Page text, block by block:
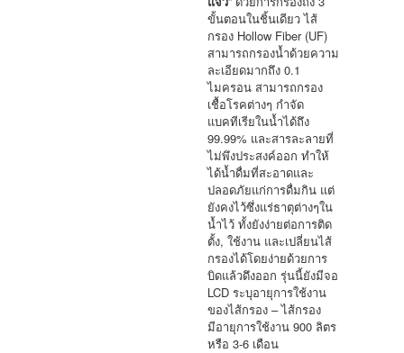
ขั้นตอนในชิ้นเดียว ไส้
กรอง Hollow Fiber (UF)
สามารถกรองน้ำด้วยความ
ละเอียดมากถึง 0.1
ไมครอน สามารถกรอง
เชื้อโรคต่างๆ กำจัด
แบคทีเรียในน้ำได้ถึง
99.99% และสารละลายที่
ไม่พึงประสงค์ออก ทำให้
ได้น้ำดื่มที่สะอาดและ
ปลอดภัยแก่การดื่มกิน แต่
ยังคงไว้ซึ่งแร่ธาตุต่างๆใน
น้ำไว้ ทั้งยังง่ายต่อการติด
ตั้ง, ใช้งาน และเปลี่ยนไส้
กรองได้โดยง่ายด้วยการ
บิดแล้วดึงออก รุ่นนี้ยังมีจอ
LCD ระบุอายุการใช้งาน
ของไส้กรอง – ไส้กรอง
มีอายุการใช้งาน 900 ลิตร
หรือ 3-6 เดือน